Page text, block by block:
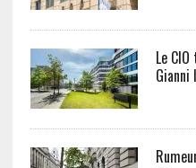
Le
Gianni